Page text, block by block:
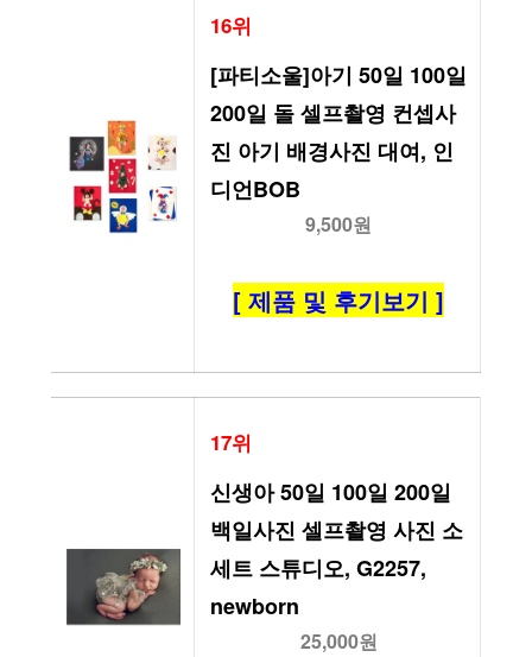
16위
[파티소울]아기 50일 100일
200일 돌 셀프촬영 컨셉사
진 아기 배경사진 대여, 인
디언BOB
9,500원
[ 제품 및 후기보기 ]
17위
신생아 50일 100일 200일
백일사진 셀프촬영 사진 소
세트 스튜디오, G2257,
newborn
25,000원